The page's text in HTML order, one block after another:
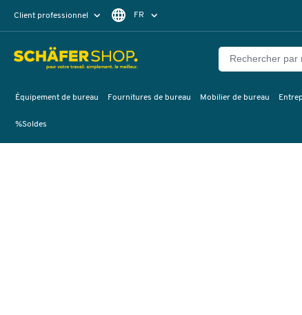
Client professionnel FR
EN
Équipement de bureau Fournitures de bureau Mobilier de bureau
%Soldes